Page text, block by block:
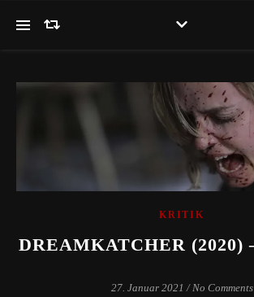
KRITIK
DREAMKATCHER (2020)
27. Januar 2021 / No Comments